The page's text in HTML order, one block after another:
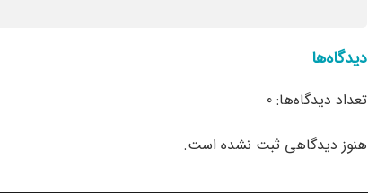
دیدگاه‌ها
تعداد دیدگاه‌ها: 0
هنوز دیدگاهی ثبت نشده است.